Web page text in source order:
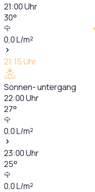
21:00Uhr
30°
0,0L/m²
21:15Uhr
Sonnen- untergang
22:00Uhr
27°
0,0L/m²
23:00Uhr
25°
0,0L/m²